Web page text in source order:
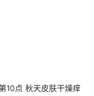
10点 秋天皮肤干燥痒